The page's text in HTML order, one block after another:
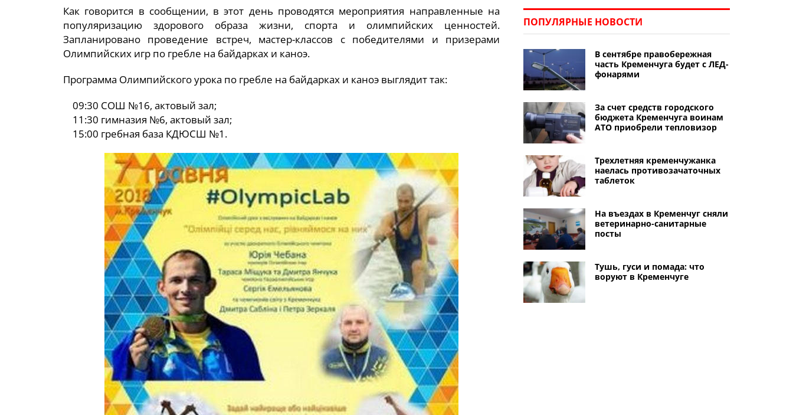
Как говорится в сообщении, в этот день проводятся мероприятия направленные на
популяризацию здорового образа жизни, спорта и олимпийских ценностей.
Запланировано проведение встреч, мастер-классов с победителями и призерами
Олимпийских игр по гребле на байдарках и каноэ.
Программа Олимпийского урока по гребле на байдарках и каноэ выглядит так:
09:30 СОШ №16, актовый зал;
11:30 гимназия №6, актовый зал;
15:00 гребная база КДЮСШ №1.
ПОПУЛЯРНЫЕ НОВОСТИ
В сентябре правобережная
часть Кременчуга будет с ЛЕД-
фонарями
За счет средств городского
бюджета Кременчуга воинам
АТО приобрели тепловизор
Трехлетняя кременчужанка
наелась противозачаточных
таблеток
На въездах в Кременчуг сняли
ветеринарно-санитарные
посты
Тушь, гуси и помада: что
воруют в Кременчуге